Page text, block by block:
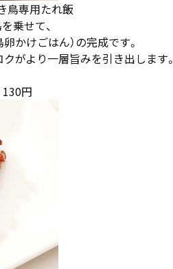
鳥専用たれ飯
乗せて、
かけごはん）の完成です。
がより一層旨みを引き出します。
円